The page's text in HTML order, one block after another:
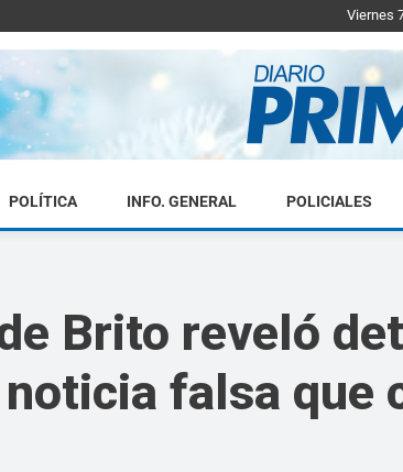
Viernes
POLÍTICA INFO. GENERAL POLICIALES
Brito reveló
falsa que